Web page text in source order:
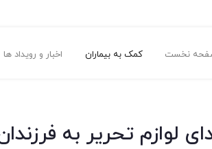
نخست کمک به بیماران اخبار و رویداد ها
لوازم تحریر به